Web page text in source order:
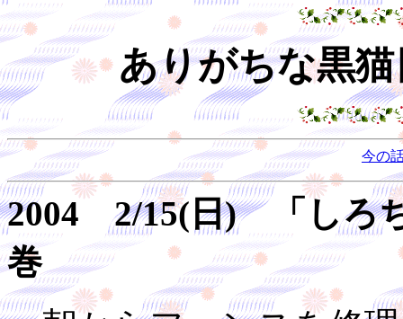
ありがちな黒
今の
2004 2/15(日) 「しろ
巻